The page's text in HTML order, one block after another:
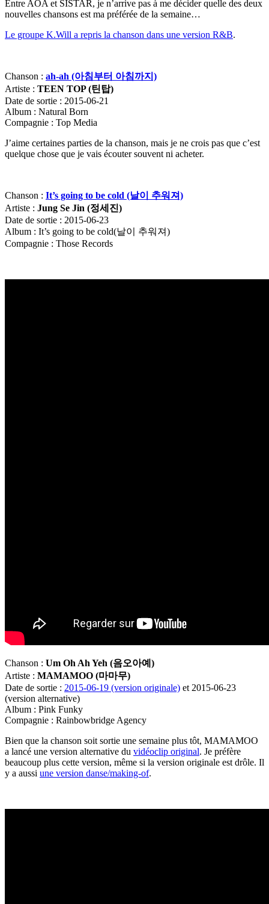
Entre AOA et SISTAR, je n’arrive pas à me décider quelle des deux
nouvelles chansons est ma préférée de la semaine…
Le groupe K.Will a repris la chanson dans une version R&B.
Chanson : ah-ah (아침부터 아침까지)
Artiste : TEEN TOP (틴탑)
Date de sortie : 2015-06-21
Album : Natural Born
Compagnie : Top Media
J’aime certaines parties de la chanson, mais je ne crois pas que c’est
quelque chose que je vais écouter souvent ni acheter.
Chanson : It’s going to be cold (날이 추워져)
Artiste : Jung Se Jin (정세진)
Date de sortie : 2015-06-23
Album : It’s going to be cold(날이 추워져)
Compagnie : Those Records
Chanson : Um Oh Ah Yeh (음오아예)
Artiste : MAMAMOO (마마무)
Date de sortie : 2015-06-19 (version originale) et 2015-06-23
(version alternative)
Album : Pink Funky
Compagnie : Rainbowbridge Agency
Bien que la chanson soit sortie une semaine plus tôt, MAMAMOO
a lancé une version alternative du vidéoclip original. Je préfère
beaucoup plus cette version, même si la version originale est drôle. Il
y a aussi une version danse/making-of.